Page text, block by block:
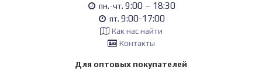
пн.-чт. 9:00 – 18:30
пт. 9:00-17:00
Как нас найти
Контакты
Для оптовых покупателей